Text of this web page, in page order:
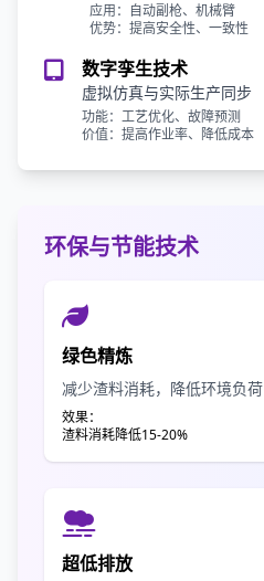
应用：自动副枪、机械臂
优势：提高安全性、一致性
数字孪生技术
虚拟仿真与实际生产同步
功能：工艺优化、故障预测
价值：提高作业率、降低成本
环保与节能技术
绿色精炼
减少渣料消耗，降低环境负荷
效果：
渣料消耗降低15-20%
超低排放